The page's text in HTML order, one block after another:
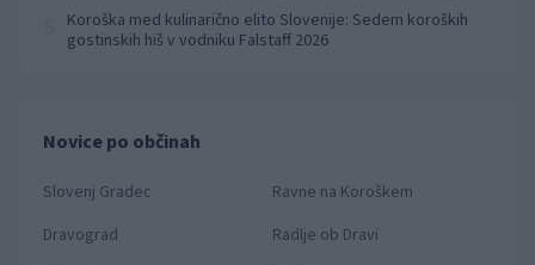
Koroška med kulinarično elito Slovenije: Sedem koroških
gostinskih hiš v vodniku Falstaff 2026
Novice po občinah
Slovenj Gradec
Ravne na Koroškem
Dravograd
Radlje ob Dravi